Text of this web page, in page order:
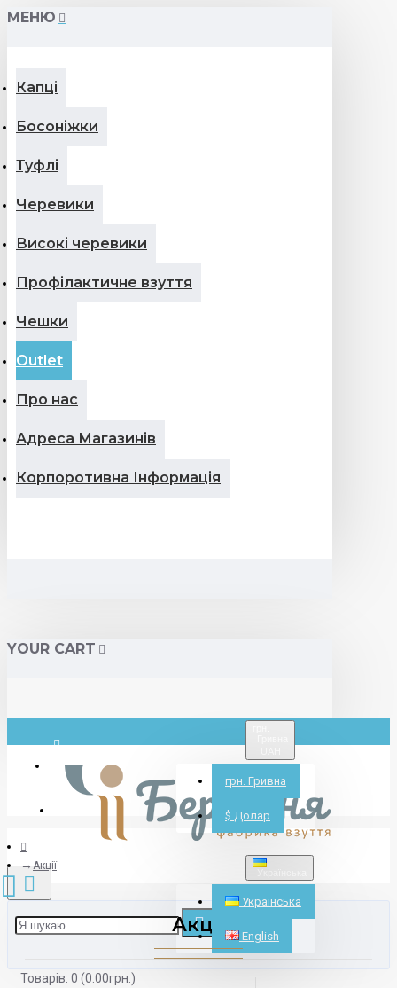
МЕНЮ
Капці
Босоніжки
Туфлі
Черевики
Високі черевики
Профілактичне взуття
Чешки
Outlet
Про нас
Адреса Магазинів
Корпоротивна Інформація
YOUR CART
Вхід
грн. Гривна
$ Долар
Українська
English
Товарів: 0 (0.00грн.)
Акції
Акції